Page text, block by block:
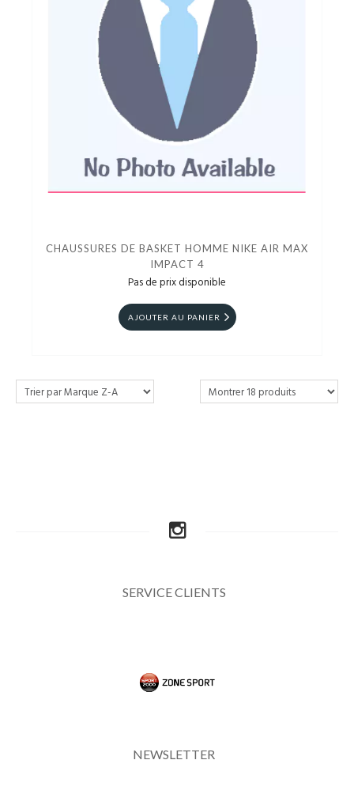
CHAUSSURES DE BASKET HOMME NIKE AIR MAX
IMPACT 4
Pas de prix disponible
AJOUTER AU PANIER
SERVICE CLIENTS
NEWSLETTER